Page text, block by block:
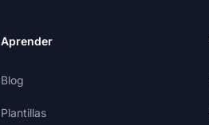
Aprender
Blog
Plantillas